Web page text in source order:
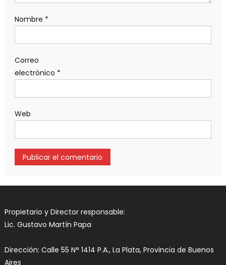
Nombre *
Correo
electrónico *
Web
Propietario y Director responsable:
Lic. Gustavo Martín Papa
Dirección: Calle 55 N° 1414 P.A., La Plata, Provincia de Buenos
Aires